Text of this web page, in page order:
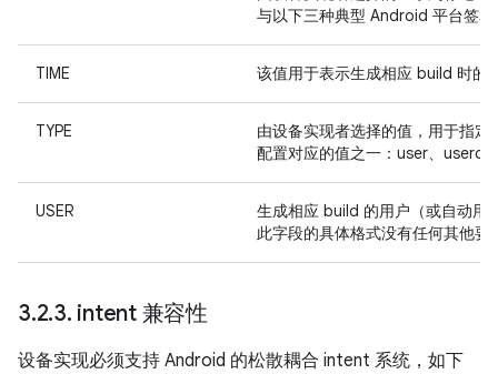
与以下三种典型 Android 平台签
TIME 该值用于表示生成相应 build 时的
TYPE
由设备实现者选择的值，用于指
配置对应的值之一：user、
USER
生成相应 build 的用户（或自动用
此字段的具体格式没有任何其他要
3.2.3. intent 兼容性
设备实现必须支持 Android 的松散耦合 intent 系统，如下